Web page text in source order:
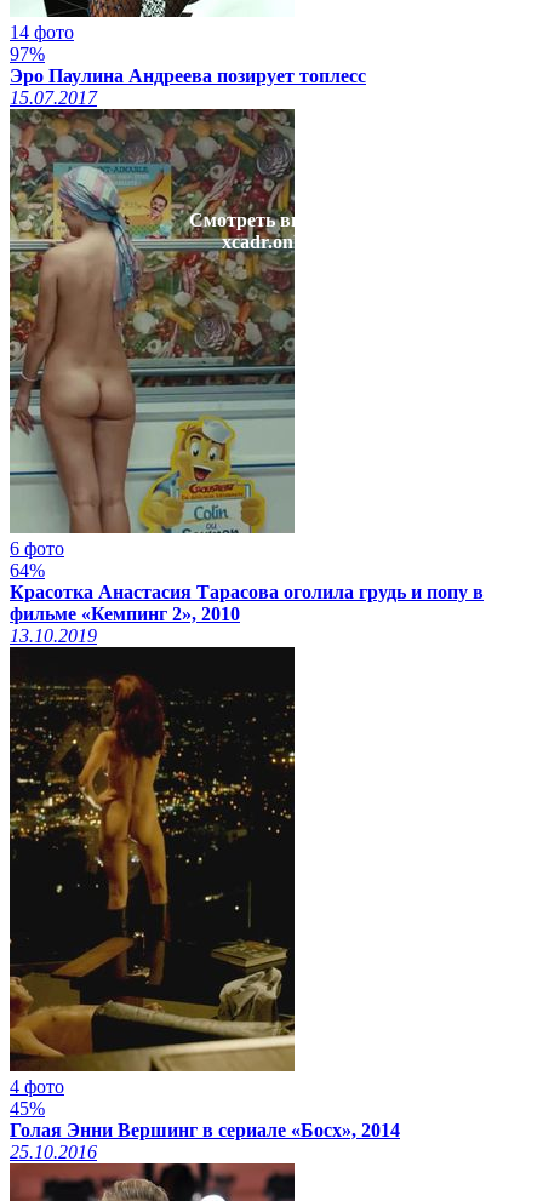
Смотреть видео на
xcadr.online
14 фото
97%
Эро Паулина Андреева позирует топлесс
15.07.2017
6 фото
64%
Красотка Анастасия Тарасова оголила грудь и попу в
фильме «Кемпинг 2», 2010
13.10.2019
4 фото
45%
Голая Энни Вершинг в сериале «Босх», 2014
25.10.2016